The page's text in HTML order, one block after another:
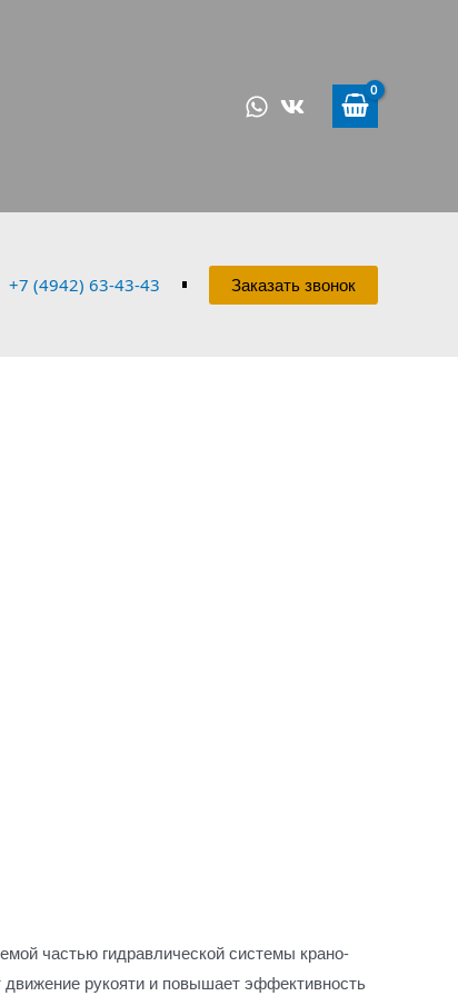
+7 (4942) 63-43-43 Заказать звонок
частью гидравлической системы крано-
рукояти и повышает эффективность